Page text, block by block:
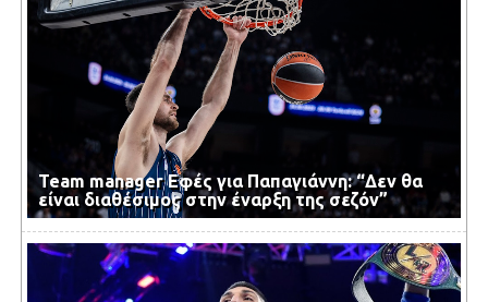
Team manager Εφές για Παπαγιάννη: “Δεν θα
είναι διαθέσιμος στην έναρξη της σεζόν”